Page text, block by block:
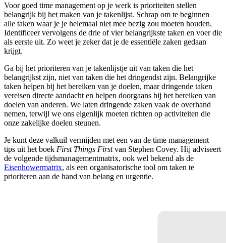
Voor goed time management op je werk is prioriteiten stellen
belangrijk bij het maken van je takenlijst. Schrap om te beginnen
alle taken waar je je helemaal niet mee bezig zou moeten houden.
Identificeer vervolgens de drie of vier belangrijkste taken en voer die
als eerste uit. Zo weet je zeker dat je de essentiële zaken gedaan
krijgt.
Ga bij het prioriteren van je takenlijstje uit van taken die het
belangrijkst zijn, niet van taken die het dringendst zijn. Belangrijke
taken helpen bij het bereiken van je doelen, maar dringende taken
vereisen directe aandacht en helpen doorgaans bij het bereiken van
doelen van anderen. We laten dringende zaken vaak de overhand
nemen, terwijl we ons eigenlijk moeten richten op activiteiten die
onze zakelijke doelen steunen.
Je kunt deze valkuil vermijden met een van de time management
tips uit het boek First Things Firstvan Stephen Covey. Hij adviseert
de volgende tijdsmanagementmatrix, ook wel bekend als de
Eisenhowermatrix, als een organisatorische tool om taken te
prioriteren aan de hand van belang en urgentie.